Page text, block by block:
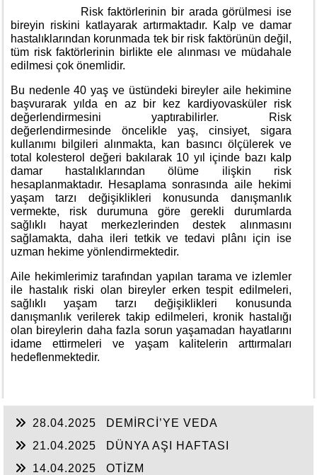
Risk faktörlerinin bir arada görülmesi ise
bireyin riskini katlayarak artırmaktadır. Kalp ve damar
hastalıklarından korunmada tek bir risk faktörünün değil,
tüm risk faktörlerinin birlikte ele alınması ve müdahale
edilmesi çok önemlidir.
Bu nedenle 40 yaş ve üstündeki bireyler aile hekimine
başvurarak yılda en az bir kez kardiyovasküler risk
değerlendirmesini yaptırabilirler. Risk
değerlendirmesinde öncelikle yaş, cinsiyet, sigara
kullanımı bilgileri alınmakta, kan basıncı ölçülerek ve
total kolesterol değeri bakılarak 10 yıl içinde bazı kalp
damar hastalıklarından ölüme ilişkin risk
hesaplanmaktadır. Hesaplama sonrasında aile hekimi
yaşam tarzı değişiklikleri konusunda danışmanlık
vermekte, risk durumuna göre gerekli durumlarda
sağlıklı hayat merkezlerinden destek alınmasını
sağlamakta, daha ileri tetkik ve tedavi plânı için ise
uzman hekime yönlendirmektedir.
Aile hekimlerimiz tarafından yapılan tarama ve izlemler
ile hastalık riski olan bireyler erken tespit edilmeleri,
sağlıklı yaşam tarzı değişiklikleri konusunda
danışmanlık verilerek takip edilmeleri, kronik hastalığı
olan bireylerin daha fazla sorun yaşamadan hayatlarını
idame ettirmeleri ve yaşam kalitelerin arttırmaları
hedeflenmektedir.
28.04.2025
DEMİRCİ’YE VEDA
21.04.2025
DÜNYA AŞI HAFTASI
14.04.2025
OTİZM